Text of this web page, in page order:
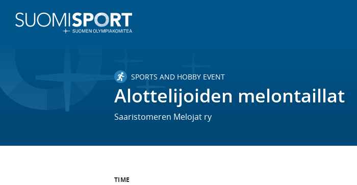
SPORTS AND HOBBY EVENT
Alottelijoiden melontaillat
Saaristomeren Melojat ry
TIME